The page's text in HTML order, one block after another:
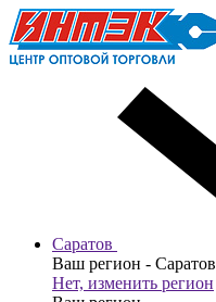
Саратов
Ваш регион - Саратов
Нет, изменить регион